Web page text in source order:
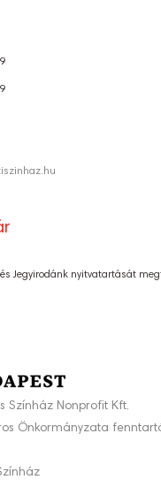
Jegyirodánk nyitvatartását
Színház Nonprofit Kft.
Önkormányzata